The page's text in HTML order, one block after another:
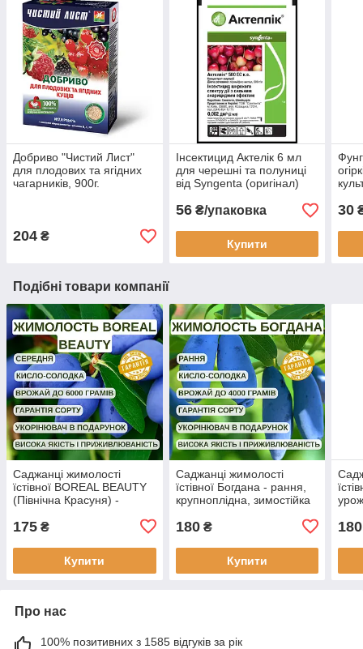
Добриво "Чистий Лист"
для плодових та ягідних
чагарників, 900г.
204 ₴
Інсектицид Актелік 6 мл
для черешні та полуниці
від Syngenta (оригінал)
56₴/упаковка
Купити
30
Подібні товари компанії
Саджанці жимолості
їстівної BOREAL BEAUTY
(Північна Красуня) -
х річка) С1.5
175 ₴
Купити
Саджанці жимолості
їстівної Богдана - рання,
крупноплідна, зимостійка
180₴
Купити
180
Про нас
100% позитивних з 1585 відгуків за рік